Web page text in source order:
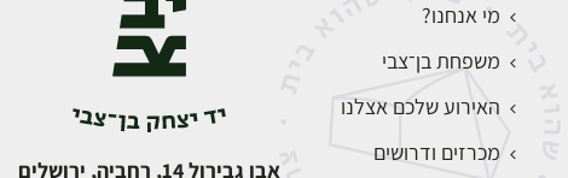
מי אנחנו?
משפחת בן־צבי
האירוע שלכם אצלנו
מכרזים ודרושים
אבן גבירול 14, רחביה, ירושלים